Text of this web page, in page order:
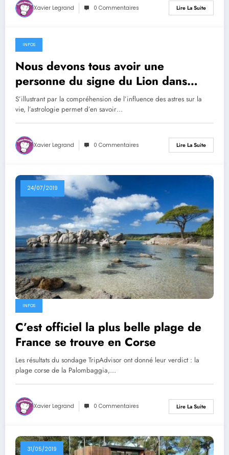
Xavier Legrand 0 Commentaires Lire La Suite
21/08/2019
INFOS
Nous devons tous avoir une
personne du signe du Lion dans
notre vie
S’illustrant par la compréhension de l’influence des astres sur la
vie, l’astrologie permet d’en savoir…
Xavier Legrand 0 Commentaires Lire La Suite
24/07/2019
INFOS
C’est officiel la plus belle plage de
France se trouve en Corse
Les résultats du sondage TripAdvisor ont donné leur verdict : la
plage corse de la Palombaggia,…
Xavier Legrand 0 Commentaires Lire La Suite
31/05/2019